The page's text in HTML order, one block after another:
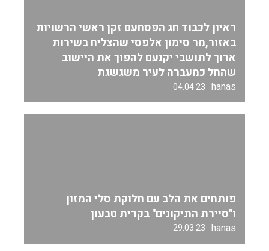
ראיון לכבוד חג הפסחעם זקן ראשי הרשויות
באזור,מר סימון אלפסי שהצליח בשירות
ארוך לתושבי יקנעם להפוך את היישוב
שהחל כמעברה לעיר משגשגת
hanas
04.04.23
פותחים את הלב עם חלוקת סלי המזון
ו"סיירת התיקונים" בקרית טבעון
hanas
29.03.23